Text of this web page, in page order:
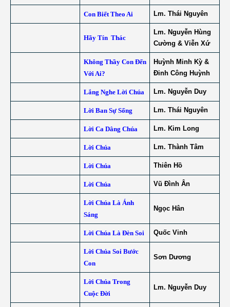
Con Biết Theo Ai Lm. Thái Nguyên
Hãy Tín Thác
Lm. Nguyễn Hùng
Cường & Viễn Xứ
Không Thầy Con Đến
Với Ai?
Huỳnh Minh Kỳ &
Đinh Công Huỳnh
Lắng Nghe Lời Chúa Lm. Nguyễn Duy
Lời Ban Sự Sống Lm. Thái Nguyên
Lời Ca Dâng Chúa Lm. Kim Long
Lời Chúa Lm. Thành Tâm
Lời Chúa Thiên Hồ
Lời Chúa Vũ Đình Ân
Lời Chúa Là Ánh
Sáng
Ngọc Hân
Lời Chúa Là Đèn Soi Quốc Vinh
Lời Chúa Soi Bước
Con
Sơn Dương
Lời Chúa Trong
Cuộc Đời
Lm. Nguyễn Duy